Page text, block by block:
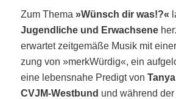
Zum The­ma»Wünsch dir was!?«
Jugend­li­che und Erwach­se­ne
erwar­tet zeit­ge­mä­ße Musik mit
zung von »merk­Wür­dig«, ein
eine ­lebens­na­he Pre­digt von
CVJM-West­bund und wäh­rend